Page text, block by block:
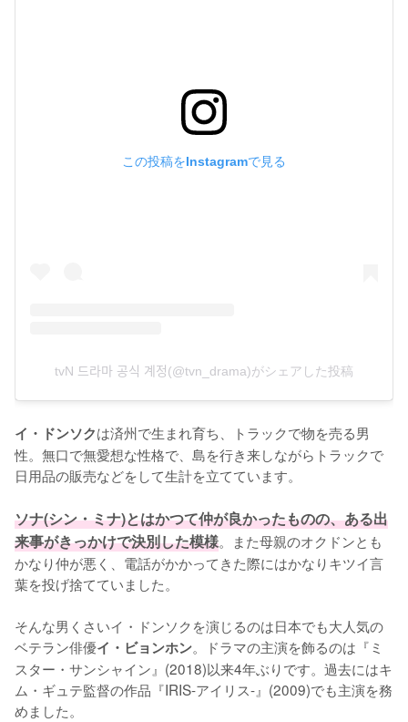
この投稿をInstagramで見る
tvN 드라마 공식 계정(@tvn_drama)がシェアした投稿
イ・ドンソクは済州で生まれ育ち、トラックで物を売る男
性。無口で無愛想な性格で、島を行き来しながらトラックで
日用品の販売などをして生計を立てています。
ソナ(シン・ミナ)とはかつて仲が良かったものの、ある出
来事がきっかけで決別した模様。また母親のオクドンとも
かなり仲が悪く、電話がかかってきた際にはかなりキツイ言
葉を投げ捨てていました。
そんな男くさいイ・ドンソクを演じるのは日本でも大人気の
ベテラン俳優イ・ビョンホン。ドラマの主演を飾るのは『ミ
スター・サンシャイン』(2018)以来4年ぶりです。過去にはキ
ム・ギュテ監督の作品『IRIS-アイリス-』(2009)でも主演を務
めました。